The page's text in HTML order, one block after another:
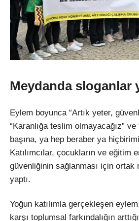
Meydanda sloganlar
Eylem boyunca “Artık yeter,
“Karanlığa teslim olmayacağız”
başına, ya hep beraber ya
Katılımcılar, çocukların ve eğitim
güvenliğinin sağlanması için ortak
yaptı.
Yoğun katılımla gerçekleşen
karşı toplumsal farkındalığın